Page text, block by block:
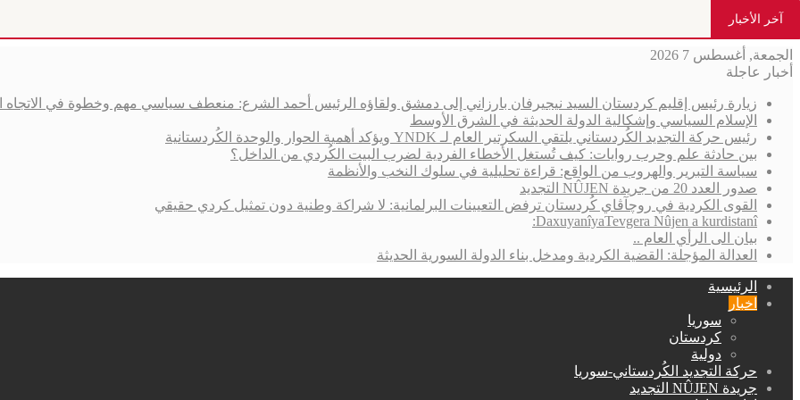
آخر الأخبار
الجمعة, أغسطس 7 2026
أخبار عاجلة
زيارة رئيس إقليم كردستان السيد نيجيرفان بارزاني إلى دمشق ولقاؤه الرئيس أحمد الشرع: منعطف سياسي مهم وخطوة في الاتجاه
الإسلام السياسي وإشكالية الدولة الحديثة في الشرق الأوسط
رئيس حركة التجديد الكُردستاني يلتقي السكرتير العام لـ YNDK ويؤكد أهمية الحوار والوحدة الكُردستانية
بين حادثة علم وحرب روايات: كيف تُستغل الأخطاء الفردية لضرب البيت الكُردي من الداخل؟
سياسة التبرير والهروب من الواقع: قراءة تحليلية في سلوك النخب والأنظمة
صدور العدد 20 من جريدة NÛJEN التجديد
القوى الكردية في روچآڤاي كُردستان ترفض التعيينات البرلمانية: لا شراكة وطنية دون تمثيل كردي حقيقي
DaxuyanîyaTevgera Nûjen a kurdistanî:
بيان الى الرأي العام ..
العدالة المؤجلة: القضية الكردية ومدخل بناء الدولة السورية الحديثة
الرئيسية
اخبار
سوريا
كردستان
دولية
حركة التجديد الكُردستاني-سوريا
جريدة NÛJEN التجديد